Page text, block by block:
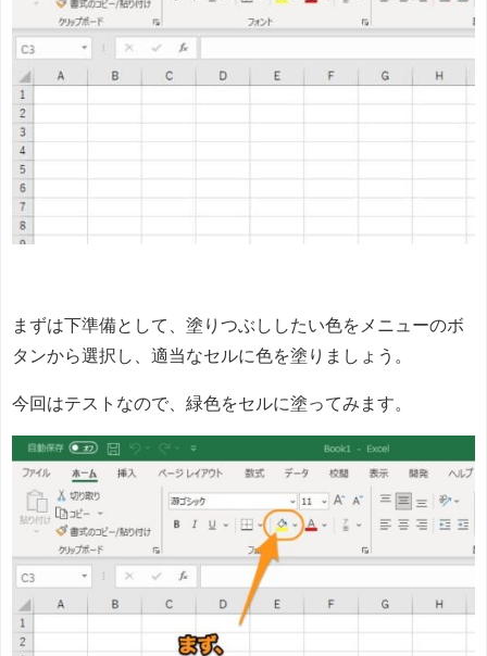
まずは下準備として、塗りつぶししたい色をメニューのボ
タンから選択し、適当なセルに色を塗りましょう。
今回はテストなので、緑色をセルに塗ってみます。